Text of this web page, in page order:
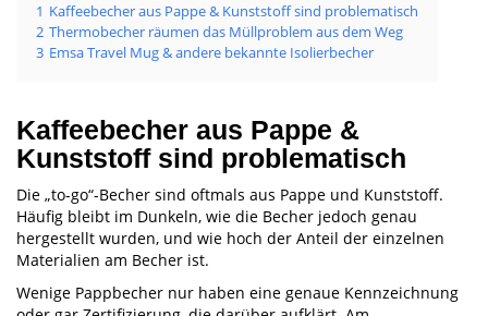
1 Kaffeebecher aus Pappe & Kunststoff sind problematisch
2 Thermobecher räumen das Müllproblem aus dem Weg
3 Emsa Travel Mug & andere bekannte Isolierbecher
Kaffeebecher aus Pappe &
Kunststoff sind problematisch
Die „to-go“-Becher sind oftmals aus Pappe und Kunststoff.
Häufig bleibt im Dunkeln, wie die Becher jedoch genau
hergestellt wurden, und wie hoch der Anteil der einzelnen
Materialien am Becher ist.
Wenige Pappbecher nur haben eine genaue Kennzeichnung